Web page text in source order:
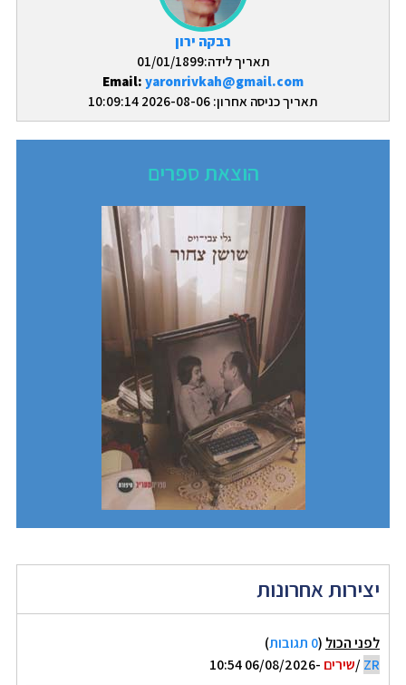
רבקה ירון
תאריך לידה:01/01/1899
Email: yaronrivkah@gmail.com
תאריך כניסה אחרון: 2026-08-06 10:09:14
הוצאת ספרים
יצירות אחרונות
לפני הכול (0 תגובות
)
ZR
/שירים -06/08/2026 10:54